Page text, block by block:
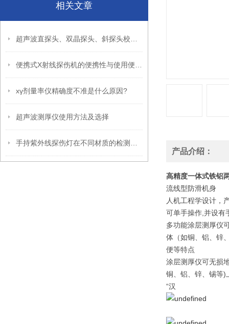
相关文章
xγ剂量率仪精确度不准是什么原因?
超声波测厚仪使用方法及选择
产品介绍：
高精度一体式铁铝
流线型防滑机身
人机工程学设计，
可单手操作,并设有
多功能涂层测厚仪
体（如铜、铝、锌
便等特点
涂层测厚仪可无损
铜、铝、锌、锡等)
“汉